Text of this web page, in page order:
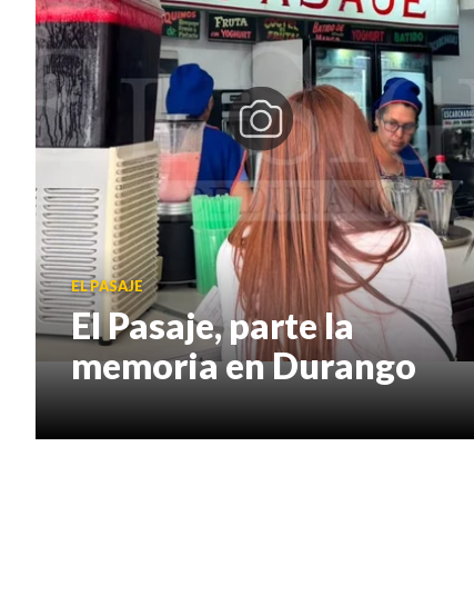
EL PASAJE
El Pasaje, parte la
memoria en Durango